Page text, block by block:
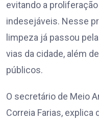
evitando a
indesejáveis. Nesse
limpeza já passou
vias da cidade, além
públicos.
O secretário de Meio
Correia Farias,